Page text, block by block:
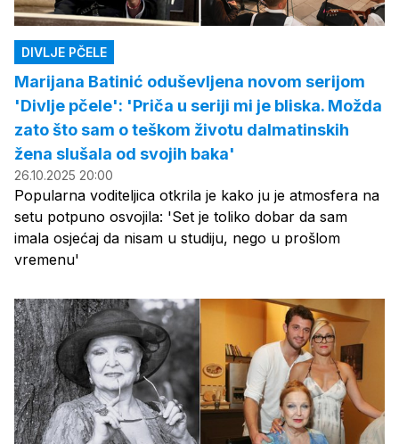
DIVLJE PČELE
Marijana Batinić oduševljena novom serijom
'Divlje pčele': 'Priča u seriji mi je bliska. Možda
zato što sam o teškom životu dalmatinskih
žena slušala od svojih baka'
26.10.2025 20:00
Popularna voditeljica otkrila je kako ju je atmosfera na
setu potpuno osvojila: 'Set je toliko dobar da sam
imala osjećaj da nisam u studiju, nego u prošlom
vremenu'